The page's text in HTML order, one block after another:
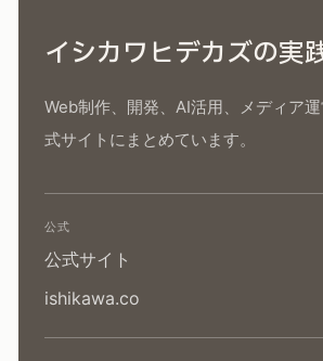
イシカワヒデカズの実
Web制作、開発、AI活用、メディア
式サイトにまとめています。
公式
公式サイト
ishikawa.co